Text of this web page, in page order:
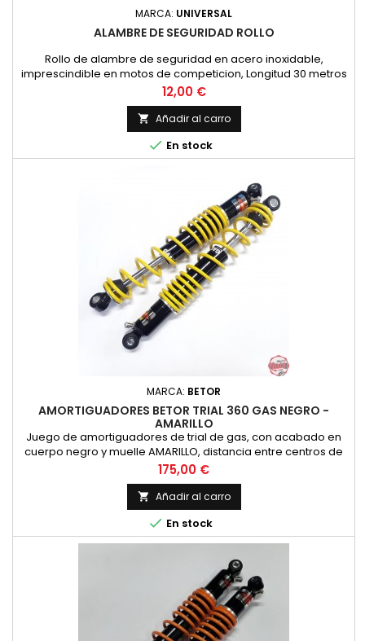
MARCA: UNIVERSAL
ALAMBRE DE SEGURIDAD ROLLO
Rollo de alambre de seguridad en acero inoxidable,
imprescindible en motos de competicion, Longitud 30 metros
y diametro 0.8 mm.
Precio
12,00 €
 Añadir al carro
 En stock
MARCA: BETOR
AMORTIGUADORES BETOR TRIAL 360 GAS NEGRO -
AMARILLO
Juego de amortiguadores de trial de gas, con acabado en
cuerpo negro y muelle AMARILLO, distancia entre centros de
36 cm., validos por ejemplo para OSSA TR-80 350 (version
AMARILLA) aunque son adaptables a cualquier modelo al que
le sirva la longitud.
Precio
175,00 €
 Añadir al carro
 En stock